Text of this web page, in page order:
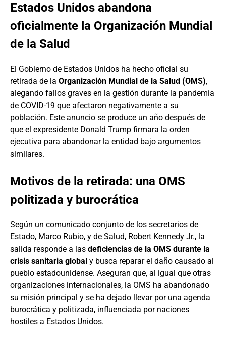
Estados Unidos abandona
oficialmente la Organización Mundial
de la Salud
El Gobierno de Estados Unidos ha hecho oficial su
retirada de la Organización Mundial de la Salud (OMS),
alegando fallos graves en la gestión durante la pandemia
de COVID-19 que afectaron negativamente a su
población. Este anuncio se produce un año después de
que el expresidente Donald Trump firmara la orden
ejecutiva para abandonar la entidad bajo argumentos
similares.
Motivos de la retirada: una OMS
politizada y burocrática
Según un comunicado conjunto de los secretarios de
Estado, Marco Rubio, y de Salud, Robert Kennedy Jr., la
salida responde a las deficiencias de la OMS durante la
crisis sanitaria global y busca reparar el daño causado al
pueblo estadounidense. Aseguran que, al igual que otras
organizaciones internacionales, la OMS ha abandonado
su misión principal y se ha dejado llevar por una agenda
burocrática y politizada, influenciada por naciones
hostiles a Estados Unidos.